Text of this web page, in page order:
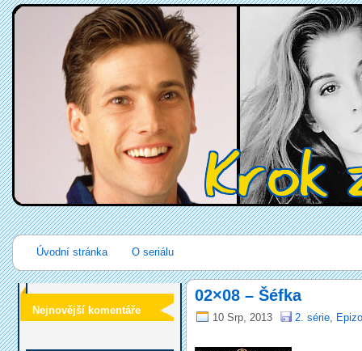
Úvodní stránka O seriálu
Nejnovější komentáře
02×08 – Šéfka
10 Srp, 2013 2. série,